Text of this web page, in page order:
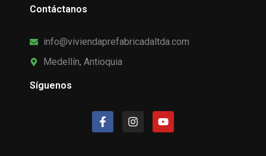
Contáctanos
info@viviendaprefabricadaltda.com
Medellín, Antioquia
Síguenos